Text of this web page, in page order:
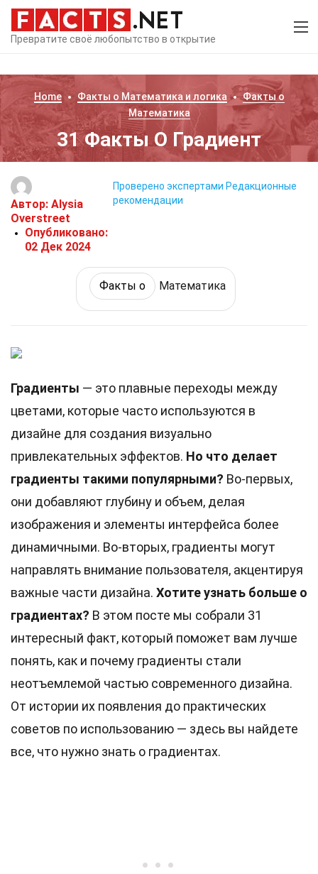
Превратите своё любопытство в открытие
Home Факты о Математика и логика
Факты о
Математика
31 Факты О Градиент
Автор: Alysia
Overstreet
Опубликовано:
02 Дек 2024
Проверено экспертами Редакционные
рекомендации
Факты о Математика
Градиенты — это плавные переходы между
цветами, которые часто используются в
дизайне для создания визуально
привлекательных эффектов. Но что делает
градиенты такими популярными? Во-первых,
они добавляют глубину и объем, делая
изображения и элементы интерфейса более
динамичными. Во-вторых, градиенты могут
направлять внимание пользователя, акцентируя
важные части дизайна. Хотите узнать больше о
градиентах? В этом посте мы собрали 31
интересный факт, который поможет вам лучше
понять, как и почему градиенты стали
неотъемлемой частью современного дизайна.
От истории их появления до практических
советов по использованию — здесь вы найдете
все, что нужно знать о градиентах.